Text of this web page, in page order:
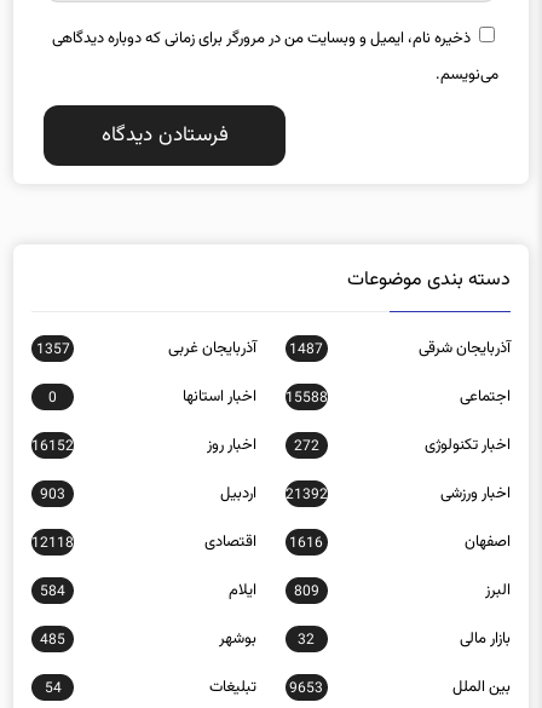
ذخیره نام، ایمیل و وبسایت من در مرورگر برای زمانی که دوباره دیدگاهی
می‌نویسم.
دسته بندی موضوعات
آذربایجان شرقی 1487 آذربایجان غربی 1357
اجتماعی 15588 اخبار استانها 0
اخبار تکنولوژی 272 اخبار روز 16152
اخبار ورزشی 21392 اردبیل 903
اصفهان 1616 اقتصادی 12118
البرز 809 ایلام 584
بازار مالی 32 بوشهر 485
بین الملل 9653 تبلیغات 54